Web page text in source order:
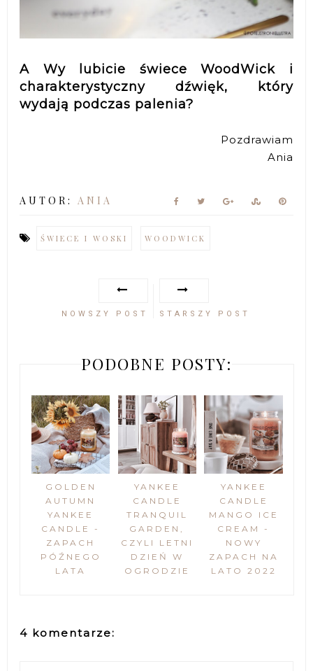
A Wy lubicie świece WoodWick i
charakterystyczny dźwięk, który
wydają podczas palenia?
Pozdrawiam
Ania
AUTOR:ANIA
ŚWIECE I WOSKI WOODWICK
NOWSZY POST STARSZY POST
PODOBNE POSTY:
GOLDEN
AUTUMN
YANKEE
CANDLE -
ZAPACH
PÓŹNEGO
LATA
YANKEE
CANDLE
TRANQUIL
GARDEN,
CZYLI LETNI
DZIEŃ W
OGRODZIE
YANKEE
CANDLE
MANGO ICE
CREAM -
NOWY
ZAPACH NA
LATO 2022
4 komentarze: